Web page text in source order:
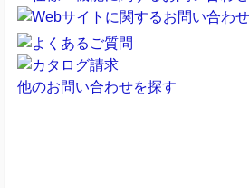
他のお問い合わせを探す